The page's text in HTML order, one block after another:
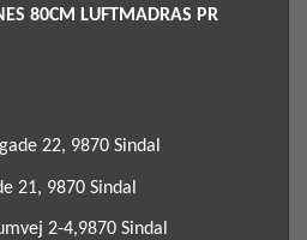
80CM LUFTMADRAS PR
22, 9870 Sindal
21, 9870 Sindal
2-4,9870 Sindal